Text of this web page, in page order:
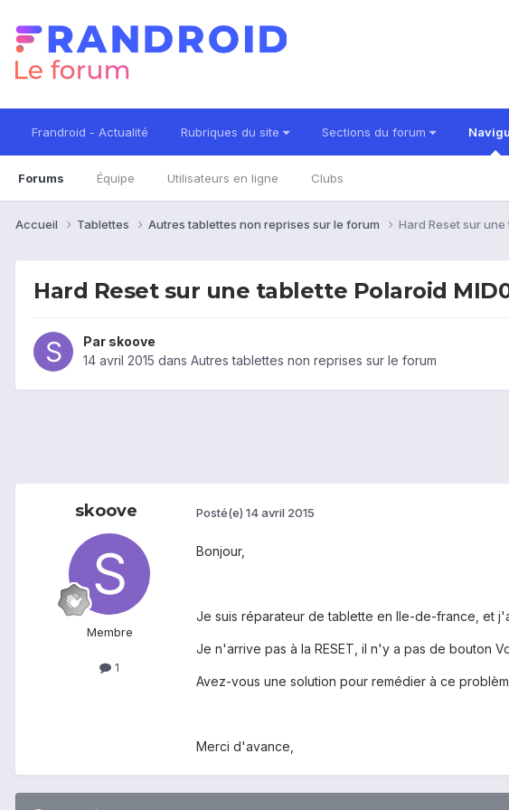
Frandroid - Actualité Rubriques du site Sections du forum
Forums Équipe Utilisateurs en ligne Clubs
Accueil Tablettes Autres tablettes non reprises sur le forum Hard Reset sur
Hard Reset sur une tablette Polaroid
Par skoove
14 avril 2015 dans Autres tablettes non reprises sur le forum
skoove
Membre
1
Posté(e) 14 avril 2015
Bonjour,
Je suis réparateur de tablette en Ile-de-france, et
Je n'arrive pas à la RESET, il n'y a pas de bouton
Avez-vous une solution pour remédier à ce
Merci d'avance,